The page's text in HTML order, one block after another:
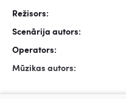
Režisors:
Scenārija autors:
Operators:
Mūzikas autors: